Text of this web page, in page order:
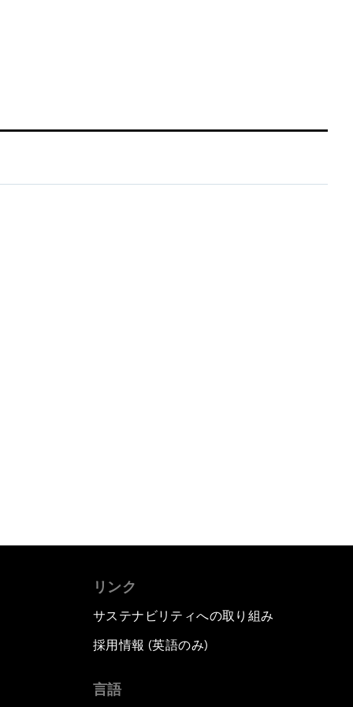
リンク
サステナビリティへの取り組み
採用情報 (英語のみ)
言語